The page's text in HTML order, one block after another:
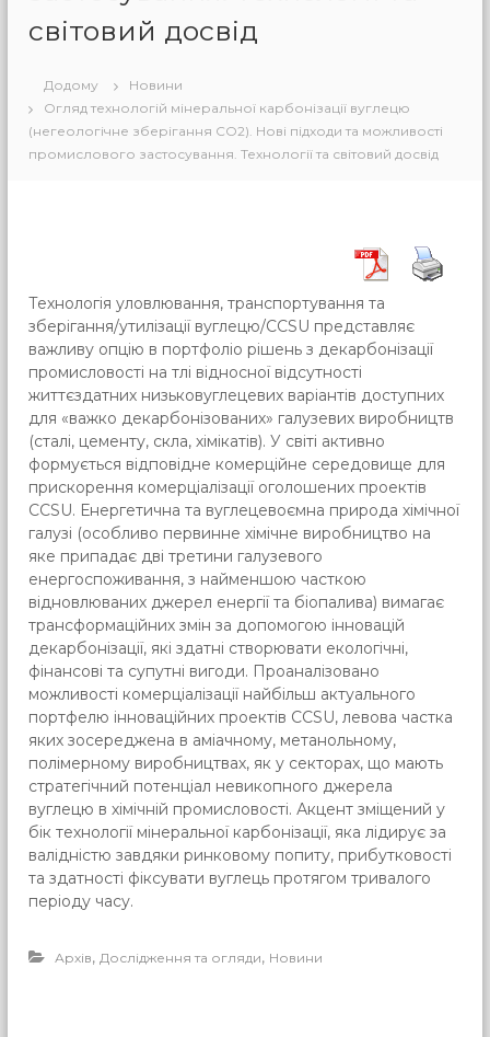
світовий досвід
Додому
Новини
Огляд технологій мінеральної карбонізації вуглецю
(негеологічне зберігання СО2). Нові підходи та можливості
промислового застосування. Технології та світовий досвід
Технологія уловлювання, транспортування та
зберігання/утилізації вуглецю/CCSU представляє
важливу опцію в портфоліо рішень з декарбонізації
промисловості на тлі відносної відсутності
життєздатних низьковуглецевих варіантів доступних
для «важко декарбонізованих» галузевих виробництв
(сталі, цементу, скла, хімікатів). У світі активно
формується відповідне комерційне середовище для
прискорення комерціалізації оголошених проектів
CCSU. Енергетична та вуглецевоємна природа хімічної
галузі (особливо первинне хімічне виробництво на
яке припадає дві третини галузевого
енергоспоживання, з найменшою часткою
відновлюваних джерел енергії та біопалива) вимагає
трансформаційних змін за допомогою інновацій
декарбонізації, які здатні створювати екологічні,
фінансові та супутні вигоди. Проаналізовано
можливості комерціалізації найбільш актуального
портфелю інноваційних проектів CCSU, левова частка
яких зосереджена в аміачному, метанольному,
полімерному виробництвах, як у секторах, що мають
стратегічний потенціал невикопного джерела
вуглецю в хімічній промисловості. Акцент зміщений у
бік технології мінеральної карбонізації, яка лідирує за
валідністю завдяки ринковому попиту, прибутковості
та здатності фіксувати вуглець протягом тривалого
періоду часу.
Архів,Дослідження та огляди, Новини